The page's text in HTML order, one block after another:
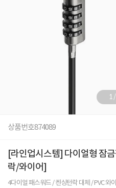
1/
상품번호874089
[라인업시스템] 다이얼형 잠
락/와이어]
4다이얼 패스워드 / 켄싱턴락 대체 / PVC 와